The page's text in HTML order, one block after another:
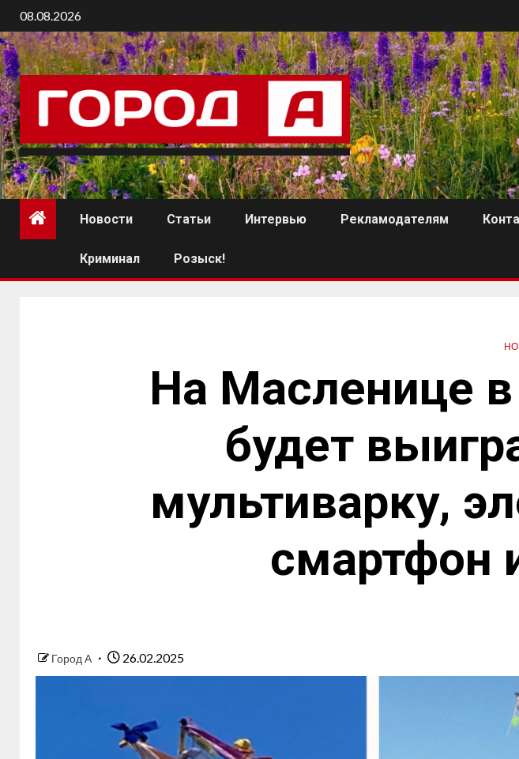
08.08.2026
Новости Статьи Интервью Рекламодателям
Криминал Розыск!
На Масленице
будет
мультиварку,
смартфон
Город А 26.02.2025